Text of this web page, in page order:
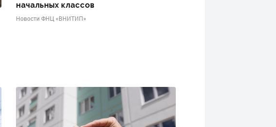
начальных классов
Новости ФНЦ «ВНИТИП»